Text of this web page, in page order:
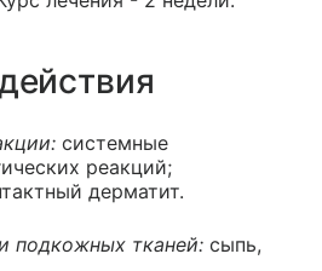
системные
реакций;
дерматит.
подкожных тканей: сыпь,